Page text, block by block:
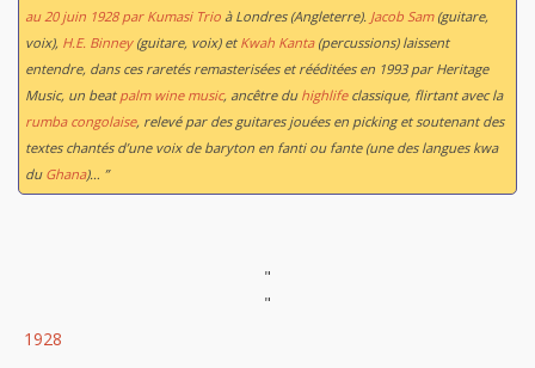
au 20 juin 1928 par Kumasi Trio à Londres (Angleterre). Jacob Sam(guitare,
voix), H.E. Binney(guitare, voix) et Kwah Kanta(percussions) laissent
entendre, dans ces raretés remasterisées et rééditées en 1993 par Heritage
Music, un beat palm wine music, ancêtre du highlifeclassique, flirtant avec la
rumba congolaise, relevé par des guitares jouées en picking et soutenant des
textes chantés d’une voix de baryton en fanti ou fante (une des langues kwa
du Ghana)… ”
"
"
1928